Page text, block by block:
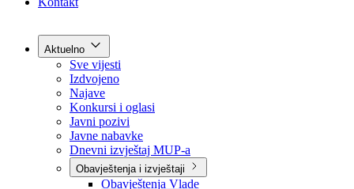
Kontakt
Aktuelno
Sve vijesti
Izdvojeno
Najave
Konkursi i oglasi
Javni pozivi
Javne nabavke